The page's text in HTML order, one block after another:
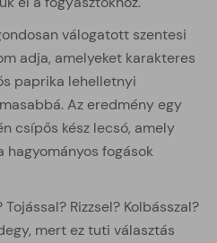
válogatott szentesi
adja, amelyeket karakteres
paprika lehelletnyi
Az eredmény egy
csípős kész lecsó, amely
hagyományos fogások
Rizzsel? Kolbásszal?
mert ez tuti választás